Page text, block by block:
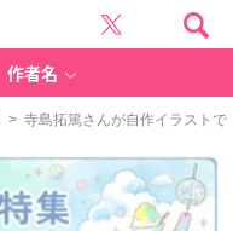
作者名
> 寺島拓篤さんが自作イラストで